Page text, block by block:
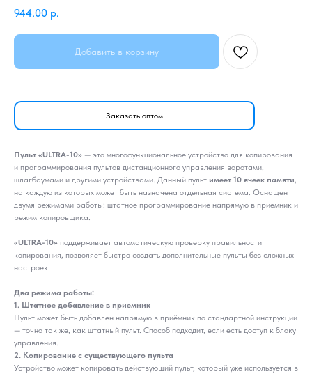
944.00 р.
Добавить в корзину
Заказать оптом
Пульт «ULTRA-10» — это многофункциональное устройство для копирования
и программирования пультов дистанционного управления воротами,
шлагбаумами и другими устройствами. Данный пульт имеет 10 ячеек памяти,
на каждую из которых может быть назначена отдельная система. Оснащен
двумя режимами работы: штатное программирование напрямую в приемник и
режим копировщика.
«ULTRA-10» поддерживает автоматическую проверку правильности
копирования, позволяет быстро создать дополнительные пульты без сложных
настроек.
Два режима работы:
1. Штатное добавление в приемник
Пульт может быть добавлен напрямую в приёмник по стандартной инструкции
— точно так же, как штатный пульт. Способ подходит, если есть доступ к блоку
управления.
2. Копирование с существующего пульта
Устройство может копировать действующий пульт, который уже используется в